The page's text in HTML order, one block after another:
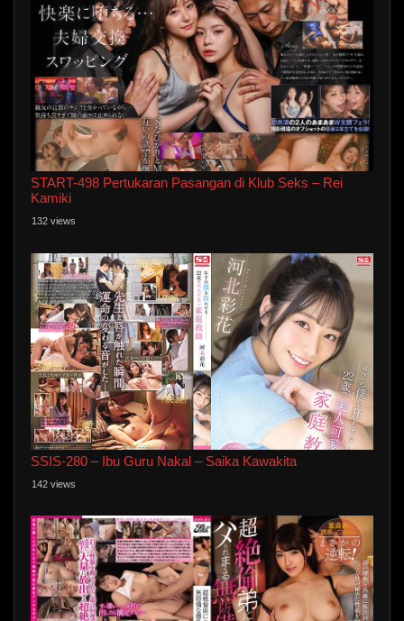
START-498 Pertukaran Pasangan di Klub Seks – Rei
Kamiki
132 views
SSIS-280 – Ibu Guru Nakal – Saika Kawakita
142 views